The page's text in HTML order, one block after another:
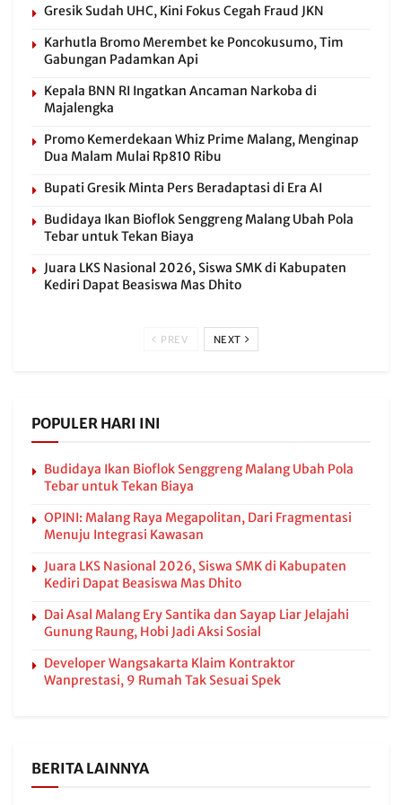
Gresik Sudah UHC, Kini Fokus Cegah Fraud JKN
Karhutla Bromo Merembet ke Poncokusumo, Tim
Gabungan Padamkan Api
Kepala BNN RI Ingatkan Ancaman Narkoba di
Majalengka
Promo Kemerdekaan Whiz Prime Malang, Menginap
Dua Malam Mulai Rp810 Ribu
Bupati Gresik Minta Pers Beradaptasi di Era AI
Budidaya Ikan Bioflok Senggreng Malang Ubah Pola
Tebar untuk Tekan Biaya
Juara LKS Nasional 2026, Siswa SMK di Kabupaten
Kediri Dapat Beasiswa Mas Dhito
PREV NEXT
POPULER HARI INI
Budidaya Ikan Bioflok Senggreng Malang Ubah Pola
Tebar untuk Tekan Biaya
OPINI: Malang Raya Megapolitan, Dari Fragmentasi
Menuju Integrasi Kawasan
Juara LKS Nasional 2026, Siswa SMK di Kabupaten
Kediri Dapat Beasiswa Mas Dhito
Dai Asal Malang Ery Santika dan Sayap Liar Jelajahi
Gunung Raung, Hobi Jadi Aksi Sosial
Developer Wangsakarta Klaim Kontraktor
Wanprestasi, 9 Rumah Tak Sesuai Spek
BERITA LAINNYA